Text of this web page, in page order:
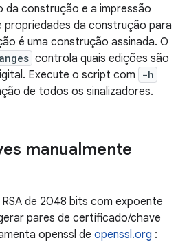
da construção e a impressão
propriedades da construção para
é uma construção assinada. O
controla quais edições são
Execute o script com
-h
de todos os sinalizadores.
manualmente
de 2048 bits com expoente
pares de certificado/chave
openssl de openssl.org :